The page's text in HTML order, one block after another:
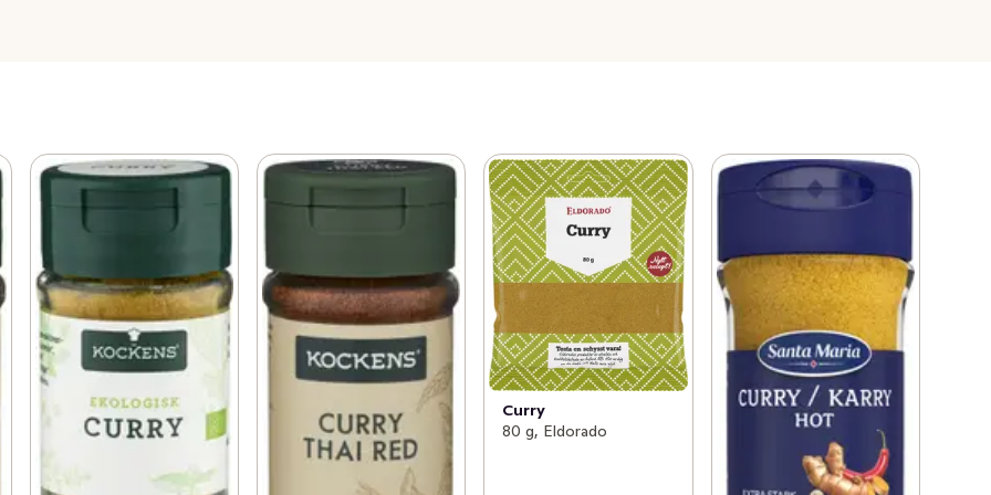
Curry
80 g, Eldorado